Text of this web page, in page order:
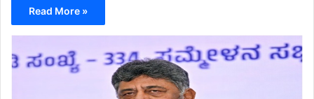
Read More »